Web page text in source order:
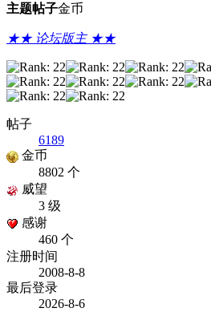
主题帖子金币
★★ 论坛版主 ★★
帖子
6189
金币
8802 个
威望
3 级
感谢
460 个
注册时间
2008-8-8
最后登录
2026-8-6